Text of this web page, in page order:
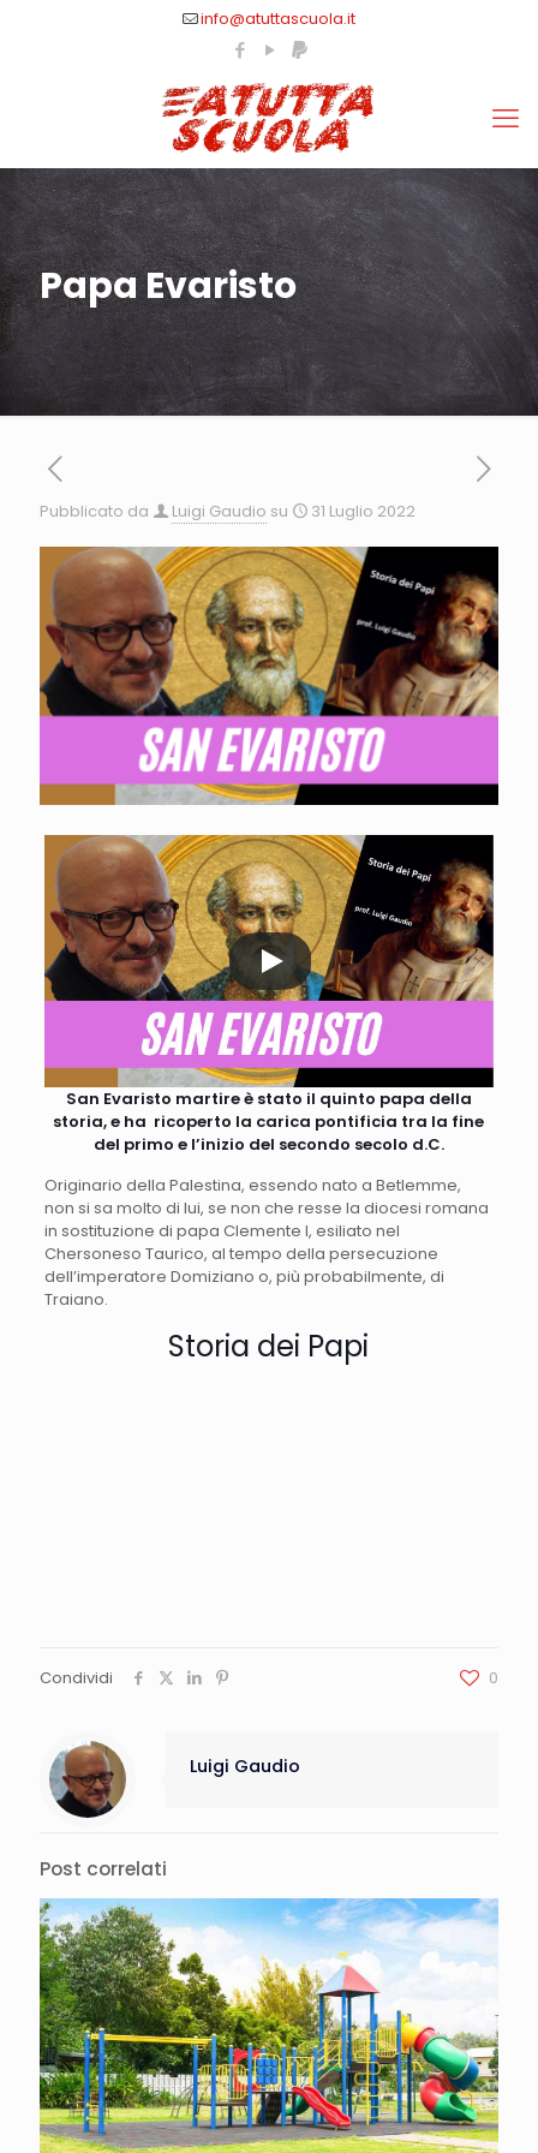
info@atuttascuola.it
Papa Evaristo
Pubblicato da Luigi Gaudio su 31 Luglio 2022
San Evaristo martire è stato il quinto papa della
storia, e ha ricoperto la carica pontificia tra la fine
del primo e l’inizio del secondo secolo d.C.
Originario della Palestina, essendo nato a Betlemme,
non si sa molto di lui, se non che resse la diocesi romana
in sostituzione di papa Clemente I, esiliato nel
Chersoneso Taurico, al tempo della persecuzione
dell’imperatore Domiziano o, più probabilmente, di
Traiano.
Storia dei Papi
Condividi 0
Luigi Gaudio
Post correlati